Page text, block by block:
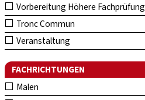
Vorbereitung Höhere Fachprüfung
Tronc Commun
Veranstaltung
FACHRICHTUNGEN
Malen